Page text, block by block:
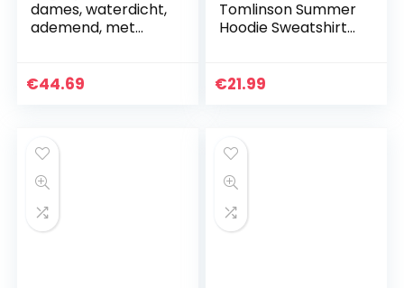
dames, waterdicht,
ademend, met
regenjas voor
€44.69
Tomlinson Summer
Hoodie Sweatshirts
€21.99